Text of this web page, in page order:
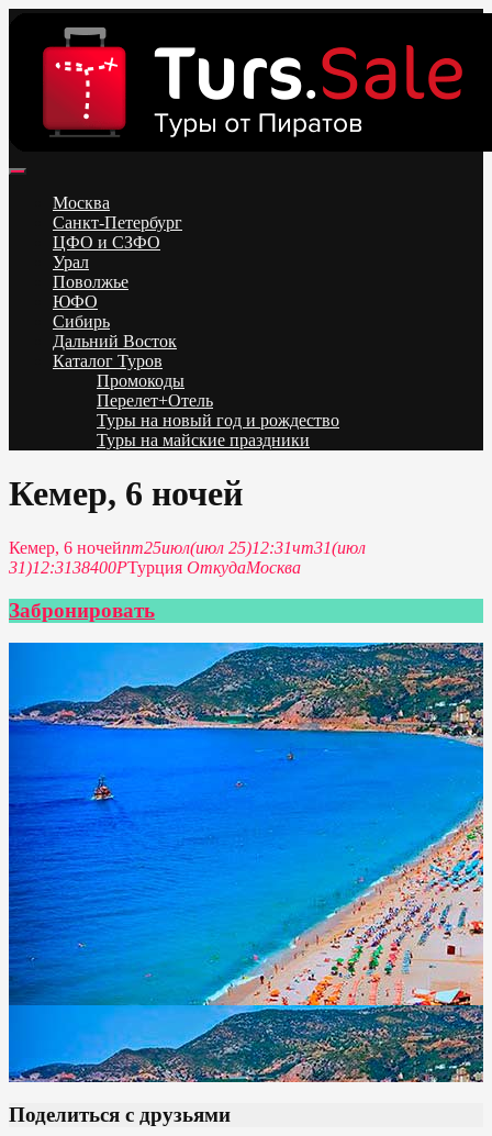
content
Низкие цены на путевки 3-7-10 ночей все включено, отдых на
море. Распродажа экскурсионных и горнолыжных туров.
Обновление каждый день. Официальный сайт Тур Сейл
Москва
Санкт-Петербург
ЦФО и СЗФО
Урал
Поволжье
ЮФО
Сибирь
Дальний Восток
Каталог Туров
Промокоды
Перелет+Отель
Туры на новый год и рождество
Туры на майские праздники
Кемер, 6 ночей
Кемер, 6 ночейпт25июл(июл 25)12:31чт31(июл
31)12:3138400PТурция ОткудаМосква
Забронировать
Поделиться с друзьями